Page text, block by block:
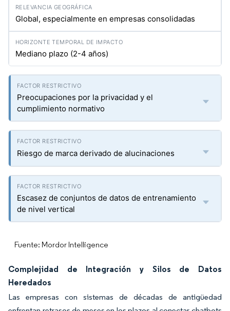
Global, especialmente en empresas consolidadas
Mediano plazo (2-4 años)
Preocupaciones por la privacidad y el
cumplimiento normativo
Riesgo de marca derivado de alucinaciones
Escasez de conjuntos de datos de entrenamiento
de nivel vertical
Fuente: Mordor Intelligence
Complejidad de Integración y Silos de Datos
Heredados
Las empresas con sistemas de décadas de antigüedad